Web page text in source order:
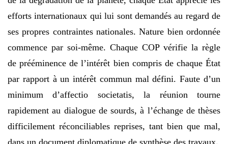
efforts internationaux qui lui sont demandés au regard de
ses propres contraintes nationales. Nature bien ordonnée
commence par soi-même. Chaque COP vérifie la règle
de prééminence de l’intérêt bien compris de chaque État
par rapport à un intérêt commun mal défini. Faute d’un
minimum d’affectio societatis, la réunion tourne
rapidement au dialogue de sourds, à l’échange de thèses
difficilement réconciliables reprises, tant bien que mal,